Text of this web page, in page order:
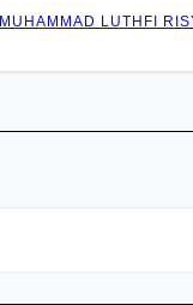
MUHAMMAD LUTHFI